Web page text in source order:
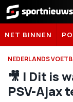
Sportnieuws.nl
NET BINNEN
NEDERLANDS
🎥 | Dit is
PSV-Ajax